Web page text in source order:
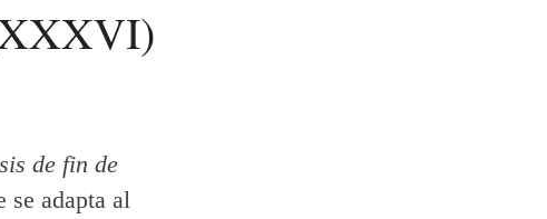
de fin de
se adapta al